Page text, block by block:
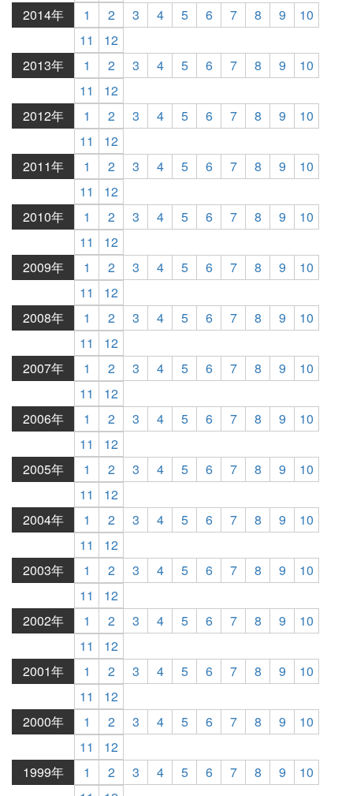
2014年
1 2 3 4 5 6 7 8 9
10
11
12
2013年
1 2 3 4 5 6 7 8 9
10
11
12
2012年
1 2 3 4 5 6 7 8 9
10
11
12
2011年
1 2 3 4 5 6 7 8 9
10
11
12
2010年
1 2 3 4 5 6 7 8 9
10
11
12
2009年
1 2 3 4 5 6 7 8 9
10
11
12
2008年
1 2 3 4 5 6 7 8 9
10
11
12
2007年
1 2 3 4 5 6 7 8 9
10
11
12
2006年
1 2 3 4 5 6 7 8 9
10
11
12
2005年
1 2 3 4 5 6 7 8 9
10
11
12
2004年
1 2 3 4 5 6 7 8 9
10
11
12
2003年
1 2 3 4 5 6 7 8 9
10
11
12
2002年
1 2 3 4 5 6 7 8 9
10
11
12
2001年
1 2 3 4 5 6 7 8 9
10
11
12
2000年
1 2 3 4 5 6 7 8 9
10
11
12
1999年
1 2 3 4 5 6 7 8 9
10